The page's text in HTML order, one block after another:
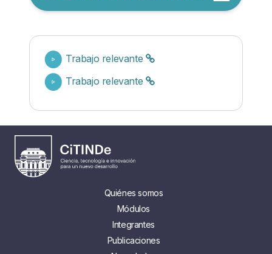
Trabajo relevante
Trabajo relevante
Quiénes somos
Módulos
Integrantes
Publicaciones